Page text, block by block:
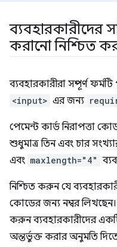
ব্যবহারকারীদের
করানো নিশ্চিত
ব্যবহারকারীরা সম্পূর্ণ
<input> এর জন্য
পেমেন্ট কার্ড নিরাপত্তা
শুধুমাত্র তিন এবং চার
এবং maxlength="4"
নিশ্চিত করুন যে
কোডের জন্য নম্বর লিখছেন।
করুন ব্যবহারকারীদের
অন্তর্ভুক্ত করার অনুমতি